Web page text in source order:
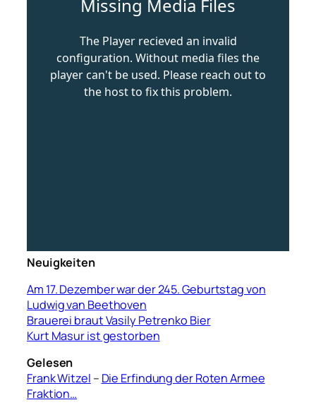
Neuigkeiten
Am 17. Dezember war der 245. Geburtstag von
Ludwig van Beethoven
Brauerei braut Vasily Petrenko Bier
Kurt Masur ist gestorben
Gelesen
Frank Witzel – Die Erfindung der Roten Armee
Fraktion…